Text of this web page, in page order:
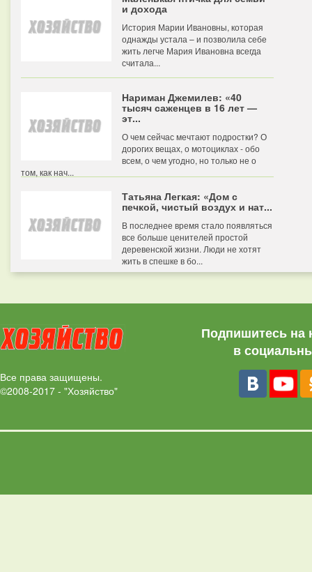
и дохода
История Марии Ивановны, которая
однажды устала – и позволила себе
жить легче Мария Ивановна всегда
считала...
Нариман Джемилев: «40
тысяч саженцев в 16 лет —
эт...
О чем сейчас мечтают подростки? О
дорогих вещах, о мотоциклах - обо
всем, о чем угодно, но только не о
том, как нач...
Татьяна Легкая: «Дом с
печкой, чистый воздух и нат...
В последнее время стало появляться
все больше ценителей простой
деревенской жизни. Люди не хотят
жить в спешке в бо...
Все права защищены.
©2008-2017 - "Хозяйство"
Подпишитесь на
в